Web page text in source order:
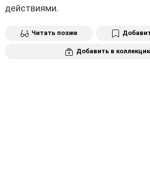
действиями.
Читать позже
Добавить в